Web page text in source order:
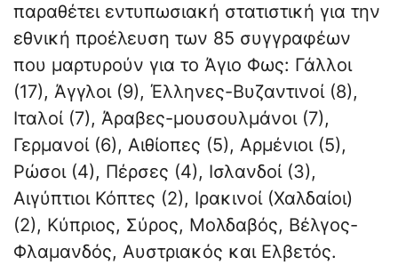
παραθέτει εντυπωσιακή στατιστική για την
εθνική προέλευση των 85 συγγραφέων
που μαρτυρούν για το Άγιο Φως: Γάλλοι
(17), Άγγλοι (9), Έλληνες-Βυζαντινοί (8),
Ιταλοί (7), Άραβες-μουσουλμάνοι (7),
Γερμανοί (6), Αιθίοπες (5), Αρμένιοι (5),
Ρώσοι (4), Πέρσες (4), Ισλανδοί (3),
Αιγύπτιοι Κόπτες (2), Ιρακινοί (Χαλδαίοι)
(2), Κύπριος, Σύρος, Μολδαβός, Βέλγος-
Φλαμανδός, Αυστριακός και Ελβετός.